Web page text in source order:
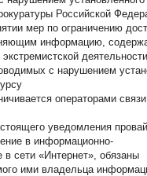
Российской
мер по ограничению
информацию,
с нарушением
операторами
уведомления
в информационно-
сети «Интернет», обязаны
ими владельца